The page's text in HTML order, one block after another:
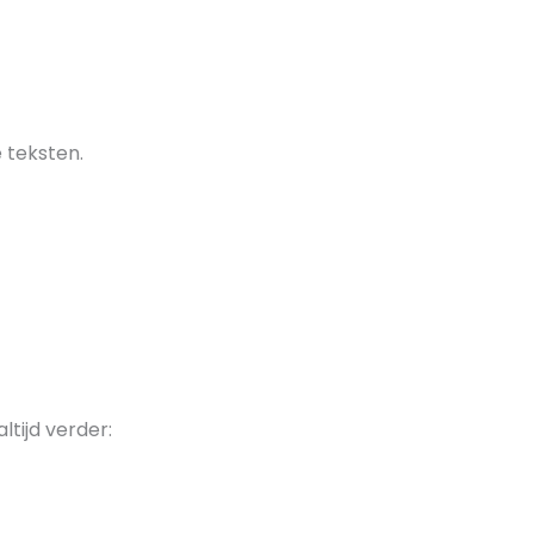
teksten.
verder: